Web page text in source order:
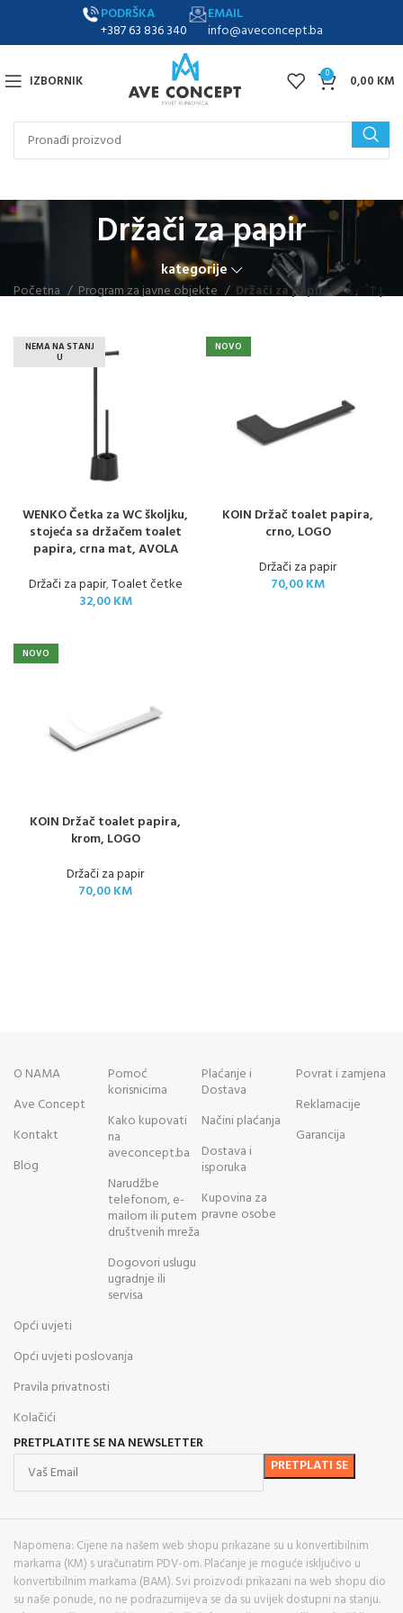
PODRŠKA
+387 63 836 340
EMAIL
info@aveconcept.ba
IZBORNIK 0 0,00 KM
Držači za papir
kategorije
Početna Program za javne objekte Držači za papir
NEMA NA STANJ
U
WENKO Četka za WC školjku,
stojeća sa držačem toalet
papira, crna mat, AVOLA
Držači za papir,Toalet četke
32,00KM
NOVO
KOIN Držač toalet papira,
crno, LOGO
Držači za papir
70,00KM
NOVO
KOIN Držač toalet papira,
krom, LOGO
Držači za papir
70,00KM
O NAMA
Ave Concept
Kontakt
Blog
Pomoć
korisnicima
Kako kupovati
na
aveconcept.ba
Narudžbe
telefonom, e-
mailom ili putem
društvenih mreža
Dogovori uslugu
ugradnje ili
servisa
Plaćanje i
Dostava
Načini plaćanja
Dostava i
isporuka
Kupovina za
pravne osobe
Povrat i zamjena
Reklamacije
Garancija
Opći uvjeti
Opći uvjeti poslovanja
Pravila privatnosti
Kolačići
PRETPLATITE SE NA NEWSLETTER
Napomena: Cijene na našem web shopu prikazane su u konvertibilnim
markama (KM) s uračunatim PDV-om. Plaćanje je moguće isključivo u
konvertibilnim markama (BAM). Svi proizvodi prikazani na web shopu dio
su naše ponude, no ne podrazumijeva se da su uvijek dostupni na stanju.